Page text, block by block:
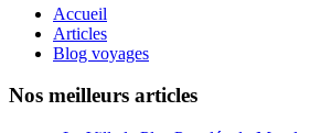
Accueil
Articles
Blog voyages
Nos meilleurs articles